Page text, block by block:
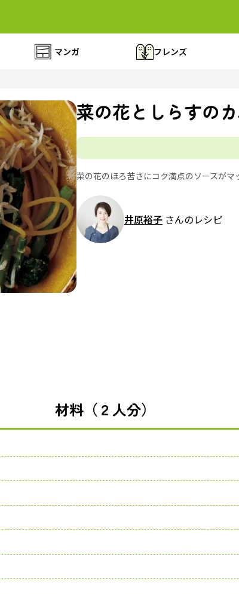
マンガ フレンズ
菜の花としらすの
菜の花のほろ苦さにコク満点のソースがマ
井原裕子 さんのレシピ
材料（２人分）